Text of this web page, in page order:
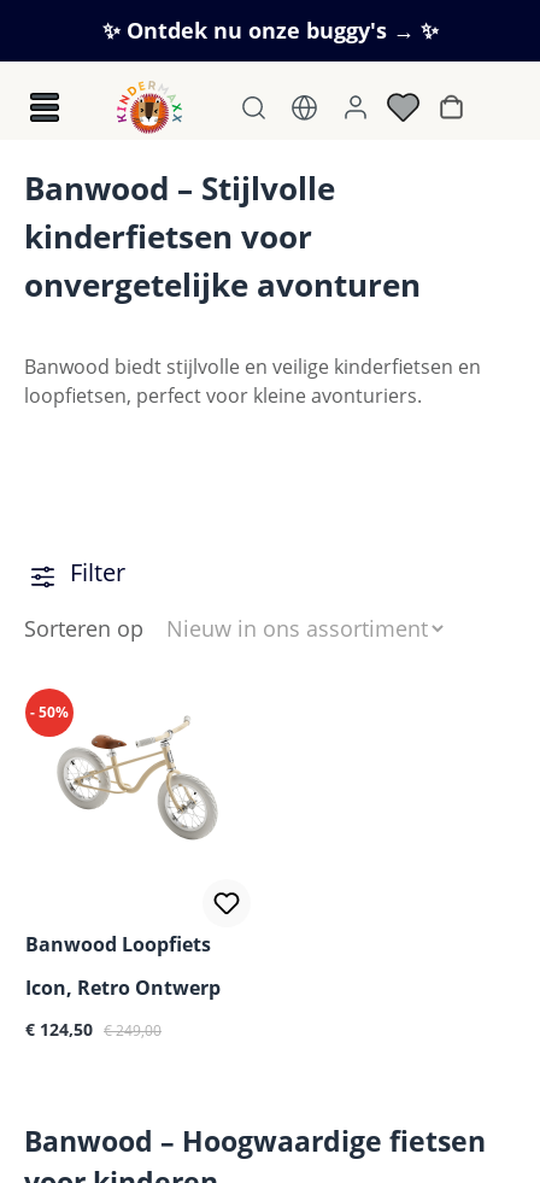
Ga naar de hoofdinhoud
✨ Ontdek nu onze buggy's → ✨
Banwood – Stijlvolle
kinderfietsen voor
onvergetelijke avonturen
Banwood biedt stijlvolle en veilige kinderfietsen en
loopfietsen, perfect voor kleine avonturiers.
Filter
Sorteren op
- 50%
Banwood Loopfiets
Icon, Retro Ontwerp
€ 124,50 € 249,00
Banwood – Hoogwaardige fietsen